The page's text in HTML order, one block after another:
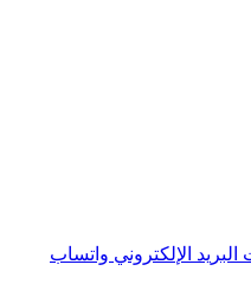
البريد الإلكتروني واتساب